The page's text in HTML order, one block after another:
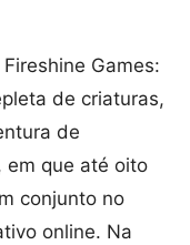
Games:
de criaturas,
de
em que até oito
conjunto no
online. Na